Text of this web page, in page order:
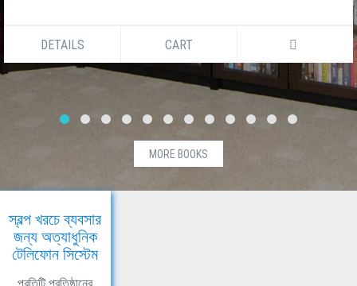
DETAILS CART
MORE BOOKS
স্বল্প খরচে ব্যবসার
জন্য অত্যাধুনিক
টেলিফোন সিস্টেম